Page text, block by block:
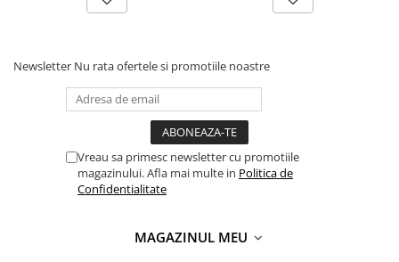
Newsletter Nu rata ofertele si promotiile noastre
Vreau sa primesc newsletter cu promotiile
magazinului. Afla mai multe in Politica de
Confidentialitate
MAGAZINUL MEU